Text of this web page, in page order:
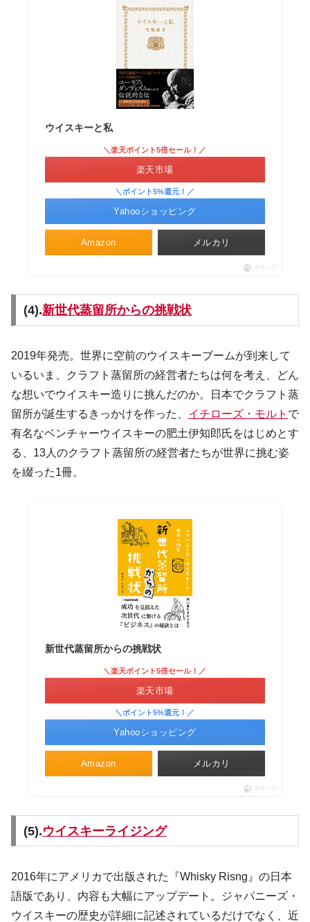
ウイスキーと私
Amazon
＼楽天ポイント5倍セール！／
楽天市場
＼ポイント5%還元！／
Yahooショッピング
メルカリ
ポチップ
(4).新世代蒸留所からの挑戦状
2019年発売。世界に空前のウイスキーブームが到来して
いるいま、クラフト蒸留所の経営者たちは何を考え、どん
な想いでウイスキー造りに挑んだのか。日本でクラフト蒸
留所が誕生するきっかけを作った、 イチローズ・モルト で
有名なベンチャーウイスキーの肥土伊知郎氏をはじめとす
る、13人のクラフト蒸留所の経営者たちが世界に挑む姿
を綴った1冊。
新世代蒸留所からの挑戦状
Amazon
＼楽天ポイント5倍セール！／
楽天市場
＼ポイント5%還元！／
Yahooショッピング
メルカリ
ポチップ
(5).ウイスキーライジング
2016年にアメリカで出版された『Whisky Risng』の日本
語版であり、内容も大幅にアップデート。ジャパニーズ・
ウイスキーの歴史が詳細に記述されているだけでなく、近